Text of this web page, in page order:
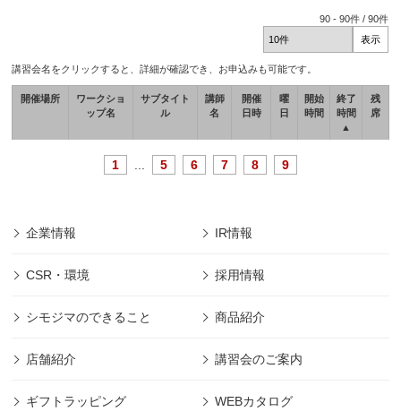
90 -90件 /90件
講習会名をクリックすると、詳細が確認でき、お申込みも可能です。
開催場所
ワークショ
ップ名
サブタイト
ル
講師
名
開催
日時
曜
日
開始
時間
終了
時間
▲
残
席
1 5 6 7 8 9
企業情報 IR情報
CSR・環境 採用情報
シモジマのできること 商品紹介
店舗紹介 講習会のご案内
ギフトラッピング WEBカタログ